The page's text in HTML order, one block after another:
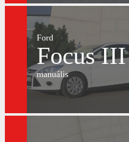
Ford
Focus III
manuális